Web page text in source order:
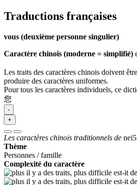
Traductions françaises
vous (deuxième personne singulier)
Caractère chinois (moderne = simplifié)
Les traits des caractères chinois doivent
produire des caractères uniformes.
Pour tous les caractères individuels, ce
您
-
+
Les caractères chinois traditionnels de nei5
Thème
Personnes / famille
Complexité du caractère